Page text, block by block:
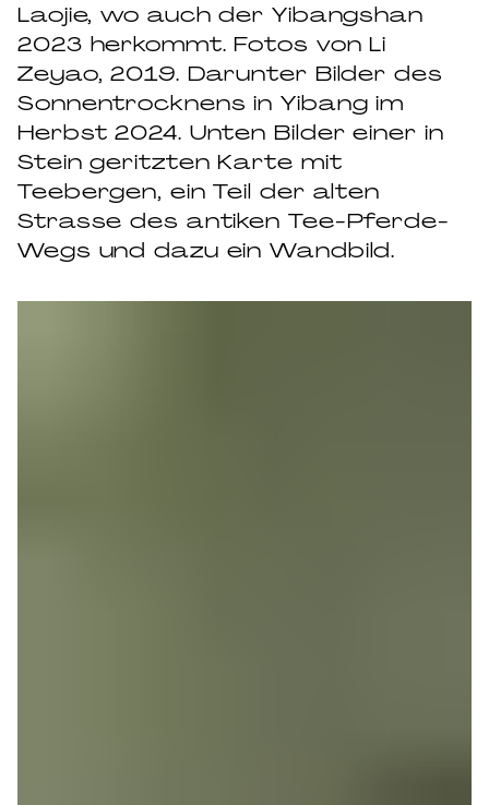
Laojie, wo auch der Yibangshan
2023 herkommt. Fotos von Li
Zeyao, 2019. Darunter Bilder des
Sonnentrocknens in Yibang im
Herbst 2024. Unten Bilder einer in
Stein geritzten Karte mit
Teebergen, ein Teil der alten
Strasse des antiken Tee-Pferde-
Wegs und dazu ein Wandbild.